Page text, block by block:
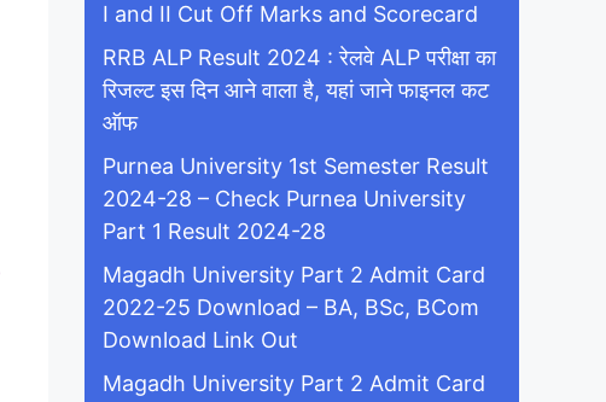
I and II Cut Off Marks and Scorecard
RRB ALP Result 2024 : रेलवे ALP परीक्षा का
रिजल्ट इस दिन आने वाला है, यहां जाने फाइनल कट
ऑफ
Purnea University 1st Semester Result
2024-28 – Check Purnea University
Part 1 Result 2024-28
Magadh University Part 2 Admit Card
2022-25 Download – BA, BSc, BCom
Download Link Out
Magadh University Part 2 Admit Card